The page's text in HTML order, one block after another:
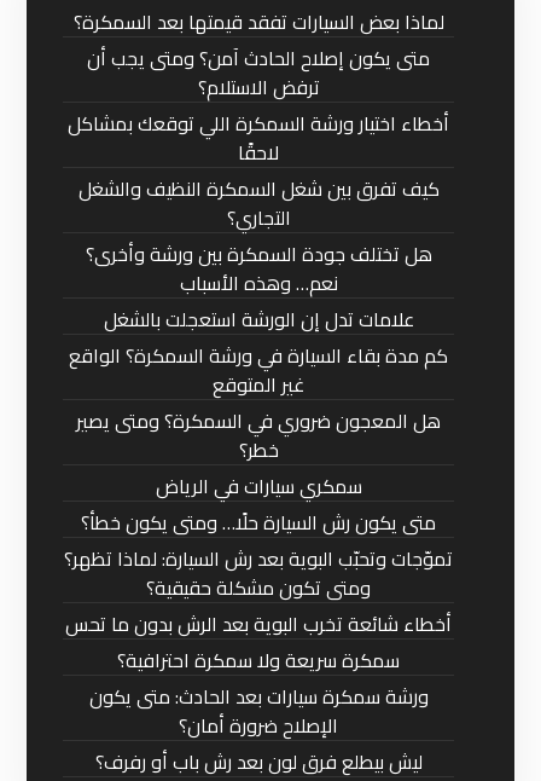
لماذا بعض السيارات تفقد قيمتها بعد السمكرة؟
متى يكون إصلاح الحادث آمن؟ ومتى يجب أن
ترفض الاستلام؟
أخطاء اختيار ورشة السمكرة اللي توقعك بمشاكل
لاحقًا
كيف تفرق بين شغل السمكرة النظيف والشغل
التجاري؟
هل تختلف جودة السمكرة بين ورشة وأخرى؟
نعم… وهذه الأسباب
علامات تدل إن الورشة استعجلت بالشغل
كم مدة بقاء السيارة في ورشة السمكرة؟ الواقع
غير المتوقع
هل المعجون ضروري في السمكرة؟ ومتى يصير
خطر؟
سمكري سيارات في الرياض
متى يكون رش السيارة حلًا… ومتى يكون خطأ؟
تموّجات وتحبّب البوية بعد رش السيارة: لماذا تظهر؟
ومتى تكون مشكلة حقيقية؟
أخطاء شائعة تخرب البوية بعد الرش بدون ما تحس
سمكرة سريعة ولا سمكرة احترافية؟
ورشة سمكرة سيارات بعد الحادث: متى يكون
الإصلاح ضرورة أمان؟
ليش بيطلع فرق لون بعد رش باب أو رفرف؟